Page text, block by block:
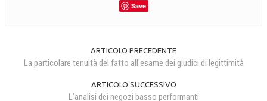
Save
ARTICOLO PRECEDENTE
La particolare tenuità del fatto all'esame dei giudici di legittimità
ARTICOLO SUCCESSIVO
L’analisi dei negozi basso performanti